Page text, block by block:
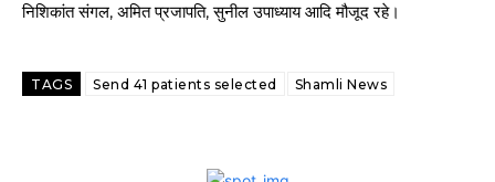
निशिकांत संगल, अमित प्रजापति, सुनील उपाध्याय आदि मौजूद रहे।
TAGS Send 41 patients selected Shamli News